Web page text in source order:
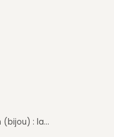
(bijou) : la…